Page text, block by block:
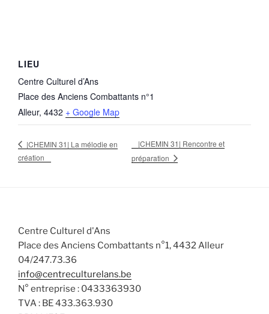
LIEU
Centre Culturel d’Ans
Place des Anciens Combattants n°1
Alleur, 4432 + Google Map
|CHEMIN 31| La mélodie en
création
|CHEMIN 31| Rencontre et
préparation
Centre Culturel d'Ans
Place des Anciens Combattants n°1, 4432 Alleur
04/247.73.36
info@centreculturelans.be
N° entreprise : 0433363930
TVA : BE 433.363.930